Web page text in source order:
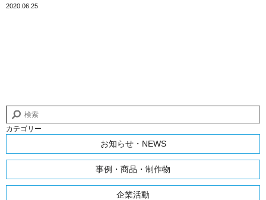
2020.06.25
カテゴリー
お知らせ・NEWS
事例・商品・制作物
企業活動